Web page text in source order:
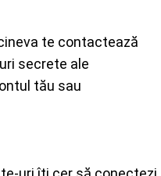
te contactează
secrete ale
tău sau